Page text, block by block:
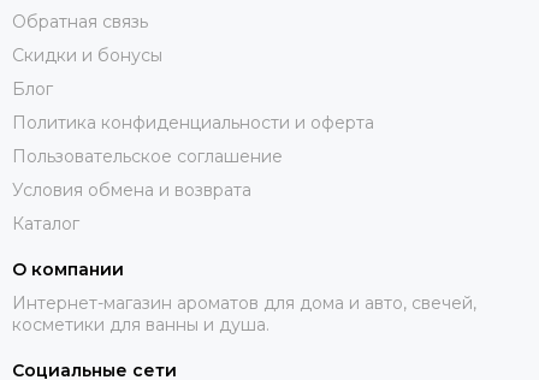
Обратная связь
Скидки и бонусы
Блог
Политика конфиденциальности и оферта
Пользовательское соглашение
Условия обмена и возврата
Каталог
О компании
Интернет-магазин ароматов для дома и авто, свечей,
косметики для ванны и душа.
Социальные сети